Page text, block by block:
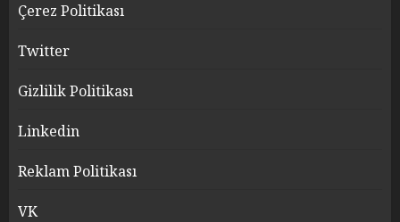
Çerez Politikası
Twitter
Gizlilik Politikası
Linkedin
Reklam Politikası
VK